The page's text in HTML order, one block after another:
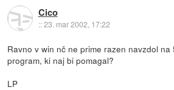
Cico
::23. mar 2002, 17:22
Ravno v win nč ne prime razen navzdol na
program, ki naj bi pomagal?
LP